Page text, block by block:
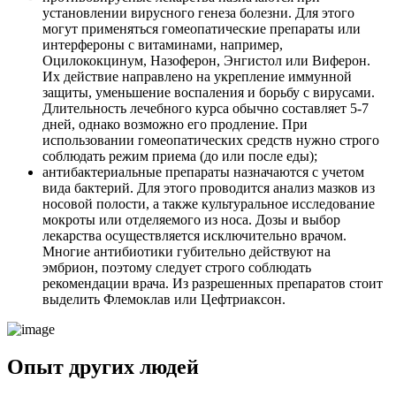
установлении вирусного генеза болезни. Для этого
могут применяться гомеопатические препараты или
интерфероны с витаминами, например,
Оцилококцинум, Назоферон, Энгистол или Виферон.
Их действие направлено на укрепление иммунной
защиты, уменьшение воспаления и борьбу с вирусами.
Длительность лечебного курса обычно составляет 5-7
дней, однако возможно его продление. При
использовании гомеопатических средств нужно строго
соблюдать режим приема (до или после еды);
антибактериальные препараты назначаются с учетом
вида бактерий. Для этого проводится анализ мазков из
носовой полости, а также культуральное исследование
мокроты или отделяемого из носа. Дозы и выбор
лекарства осуществляется исключительно врачом.
Многие антибиотики губительно действуют на
эмбрион, поэтому следует строго соблюдать
рекомендации врача. Из разрешенных препаратов стоит
выделить Флемоклав или Цефтриаксон.
Опыт других людей